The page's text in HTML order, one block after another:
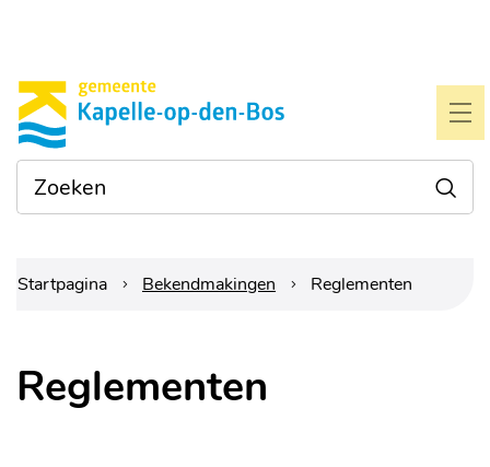
Gemeente
Kapelle-
op-
den-
Waarmee
kunnen
we je
Startpagina Bekendmakingen Reglementen
Reglementen